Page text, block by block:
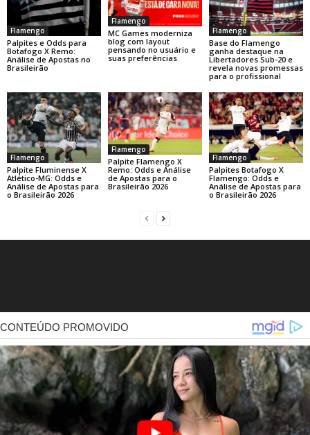
Flamengo
Palpites e Odds para
Botafogo X Remo:
Análise de Apostas no
Brasileirão
Flamengo
MC Games moderniza
blog com layout
pensando no usuário e
suas preferências
Flamengo
Base do Flamengo
ganha destaque na
Libertadores Sub-20 e
revela novas promessas
para o profissional
Flamengo
Palpite Fluminense X
Atlético-MG: Odds e
Análise de Apostas para
o Brasileirão 2026
Flamengo
Palpite Flamengo X
Remo: Odds e Análise
de Apostas para o
Brasileirão 2026
Flamengo
Palpites Botafogo X
Flamengo: Odds e
Análise de Apostas para
o Brasileirão 2026